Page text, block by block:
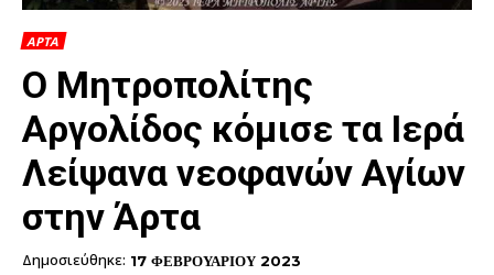
ΑΡΤΑ
Ο Μητροπολίτης
Αργολίδος κόμισε τα Ιερά
Λείψανα νεοφανών Αγίων
στην Άρτα
Δημοσιεύθηκε: 17 ΦΕΒΡΟΥΑΡΙΟΥ 2023